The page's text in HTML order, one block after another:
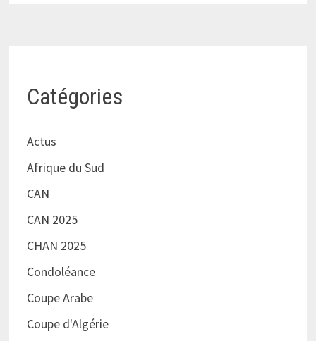
Catégories
Actus
Afrique du Sud
CAN
CAN 2025
CHAN 2025
Condoléance
Coupe Arabe
Coupe d'Algérie